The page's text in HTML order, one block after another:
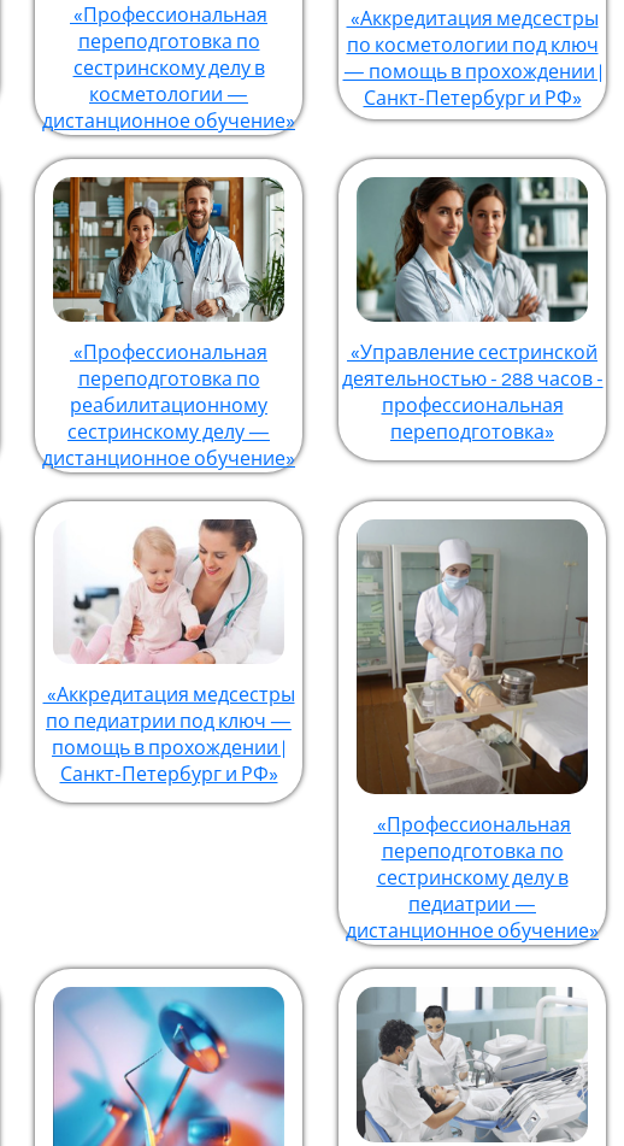
«Профессиональная
переподготовка по
сестринскому делу в
косметологии —
дистанционное обучение»
«Аккредитация медсестры
по косметологии под ключ
— помощь в прохождении |
Санкт-Петербург и РФ»
«Профессиональная
переподготовка по
реабилитационному
сестринскому делу —
дистанционное обучение»
«Управление сестринской
деятельностью - 288 часов -
профессиональная
переподготовка»
«Аккредитация медсестры
по педиатрии под ключ —
помощь в прохождении |
Санкт-Петербург и РФ»
«Профессиональная
переподготовка по
сестринскому делу в
педиатрии —
дистанционное обучение»